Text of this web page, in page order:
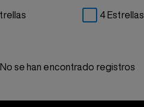
4 Estrellas
No se han encontrado registros